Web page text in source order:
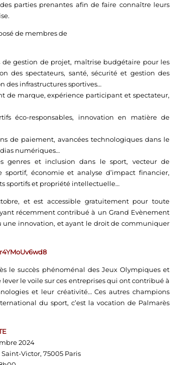
parties prenantes afin de faire connaître leurs
de membres de
gestion de projet, maîtrise budgétaire pour les
des spectateurs, santé, sécurité et gestion des
des infrastructures sportives…
de marque, expérience participant et spectateur,
éco-responsables, innovation en matière de
de paiement, avancées technologiques dans le
numériques…
genres et inclusion dans le sport, vecteur de
économie et analyse d’impact financier,
sportifs et propriété intellectuelle…
et est accessible gratuitement pour toute
récemment contribué à un Grand Evènement
innovation, et ayant le droit de communiquer
le succès phénoménal des Jeux Olympiques et
le voile sur ces entreprises qui ont contribué à
et leur créativité… Ces autres champions
du sport, c’est la vocation de Palmarès
2024
Victor, 75005 Paris